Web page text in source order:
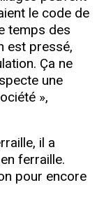
le code de
temps des
est pressé,
Ça ne
une
»,
il a
ferraille.
pour encore